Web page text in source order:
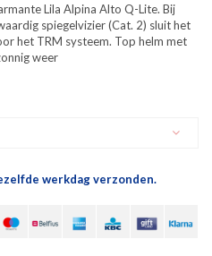
Lila Alpina Alto Q-Lite. Bij
spiegelvizier (Cat. 2) sluit het
het TRM systeem. Top helm met
weer
werkdag verzonden.